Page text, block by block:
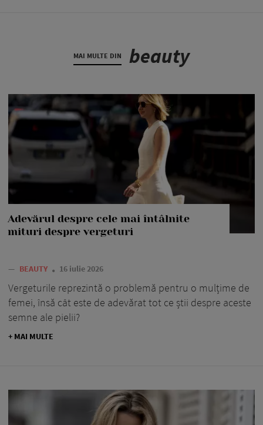
MAI MULTE DIN beauty
Adevărul despre cele mai întâlnite
mituri despre vergeturi
— BEAUTY 16 iulie 2026
Vergeturile reprezintă o problemă pentru o mulțime de
femei, însă cât este de adevărat tot ce știi despre aceste
semne ale pielii?
+ MAI MULTE